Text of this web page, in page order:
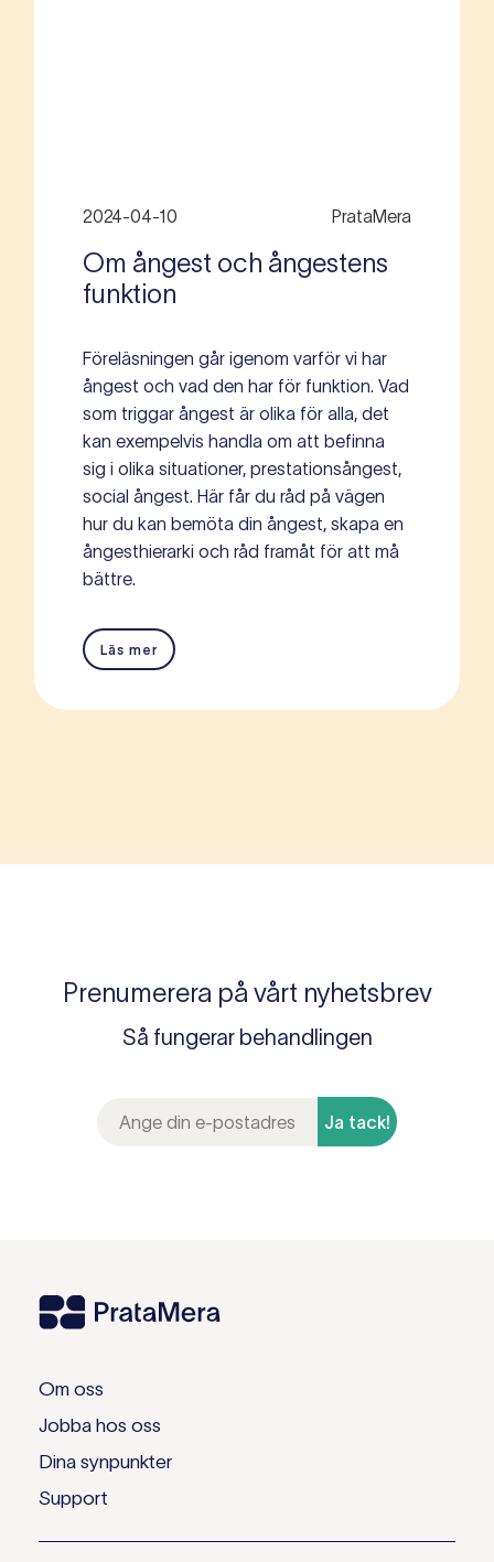
2024-04-10 PrataMera
Om ångest och ångestens
funktion
Föreläsningen går igenom varför vi har
ångest och vad den har för funktion. Vad
som triggar ångest är olika för alla, det
kan exempelvis handla om att befinna
sig i olika situationer, prestationsångest,
social ångest. Här får du råd på vägen
hur du kan bemöta din ångest, skapa en
ångesthierarki och råd framåt för att må
bättre.
Läs mer
Prenumerera på vårt nyhetsbrev
Så fungerar behandlingen
Ja tack!
Om oss
Jobba hos oss
Dina synpunkter
Support